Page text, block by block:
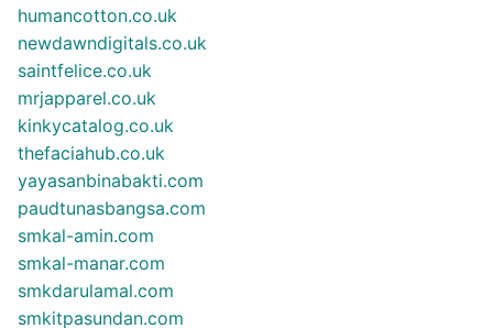
humancotton.co.uk
newdawndigitals.co.uk
saintfelice.co.uk
mrjapparel.co.uk
kinkycatalog.co.uk
thefaciahub.co.uk
yayasanbinabakti.com
paudtunasbangsa.com
smkal-amin.com
smkal-manar.com
smkdarulamal.com
smkitpasundan.com